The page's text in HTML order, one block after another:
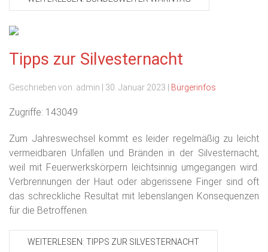
Tipps zur Silvesternacht
Geschrieben von: admin 30. Januar 2023 Bürgerinfos
Zugriffe: 143049
Zum Jahreswechsel kommt es leider regelmäßig zu leicht
vermeidbaren Unfällen und Bränden in der Silvesternacht,
weil mit Feuerwerkskörpern leichtsinnig umgegangen wird.
Verbrennungen der Haut oder abgerissene Finger sind oft
das schreckliche Resultat mit lebenslangen Konsequenzen
für die Betroffenen.
WEITERLESEN: TIPPS ZUR SILVESTERNACHT